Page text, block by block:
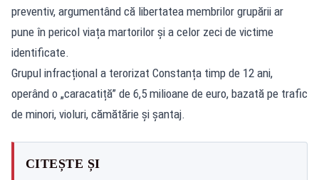
preventiv, argumentând că libertatea membrilor grupării ar
pune în pericol viața martorilor și a celor zeci de victime
identificate.
Grupul infracțional a terorizat Constanța timp de 12 ani,
operând o „caracatiță” de 6,5 milioane de euro, bazată pe trafic
de minori, violuri, cămătărie și șantaj.
CITEȘTE ȘI